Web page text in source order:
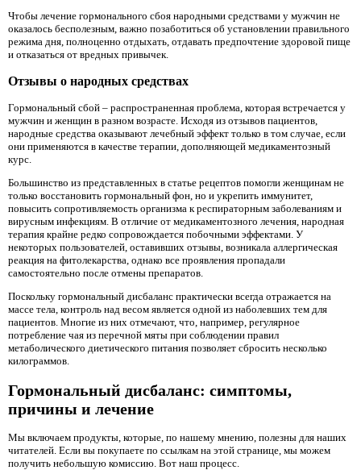
Чтобы лечение гормонального сбоя народными средствами у мужчин не
оказалось бесполезным, важно позаботиться об установлении правильного
режима дня, полноценно отдыхать, отдавать предпочтение здоровой пище
и отказаться от вредных привычек.
Отзывы о народных средствах
Гормональный сбой – распространенная проблема, которая встречается у
мужчин и женщин в разном возрасте. Исходя из отзывов пациентов,
народные средства оказывают лечебный эффект только в том случае, если
они применяются в качестве терапии, дополняющей медикаментозный
курс.
Большинство из представленных в статье рецептов помогли женщинам не
только восстановить гормональный фон, но и укрепить иммунитет,
повысить сопротивляемость организма к респираторным заболеваниям и
вирусным инфекциям. В отличие от медикаментозного лечения, народная
терапия крайне редко сопровождается побочными эффектами. У
некоторых пользователей, оставивших отзывы, возникала аллергическая
реакция на фитолекарства, однако все проявления пропадали
самостоятельно после отмены препаратов.
Поскольку гормональный дисбаланс практически всегда отражается на
массе тела, контроль над весом является одной из наболевших тем для
пациентов. Многие из них отмечают, что, например, регулярное
потребление чая из перечной мяты при соблюдении правил
метаболического диетического питания позволяет сбросить несколько
килограммов.
Гормональный дисбаланс: симптомы,
причины и лечение
Мы включаем продукты, которые, по нашему мнению, полезны для наших
читателей. Если вы покупаете по ссылкам на этой странице, мы можем
получить небольшую комиссию. Вот наш процесс.